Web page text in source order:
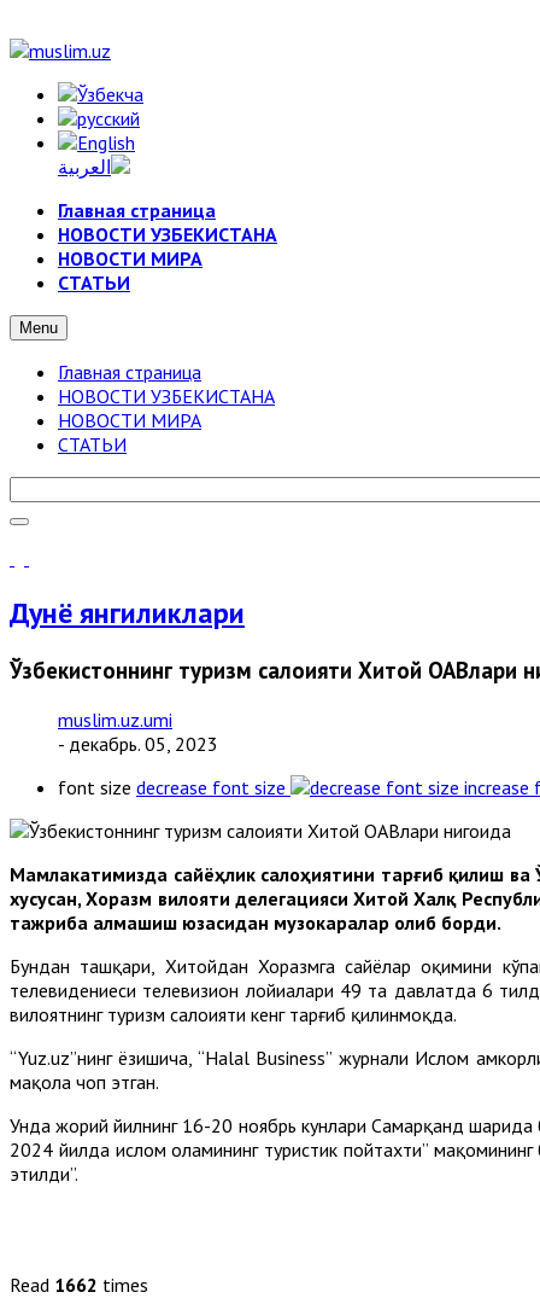
Главная страница
НОВОСТИ УЗБЕКИСТАНА
НОВОСТИ МИРА
СТАТЬИ
Menu
Главная страница
НОВОСТИ УЗБЕКИСТАНА
НОВОСТИ МИРА
СТАТЬИ
Дунё янгиликлари
Ўзбекистоннинг туризм салоҳияти Хитой ОАВлари
muslim.uz.umi
- декабрь. 05, 2023
font size decrease font size increase
Мамлакатимизда сайёҳлик салоҳиятини тарғиб қилиш
хусусан, Хоразм вилояти делегацияси Хитой Халқ
тажриба алмашиш юзасидан музокаралар олиб борди.
Бундан ташқари, Хитойдан Хоразмга сайёҳлар оқимини
телевидениеси телевизион лойиҳалари 49 та давлатда 6
вилоятнинг туризм салоҳияти кенг тарғиб қилинмоқда.
“Yuz.uz”нинг ёзишича, “Halal Business” журнали Ислом
мақола чоп этган.
Унда жорий йилнинг 16-20 ноябрь кунлари Самарқанд
2024 йилда ислом оламининг туристик пойтахти”
этилди”.
Read 1662 times